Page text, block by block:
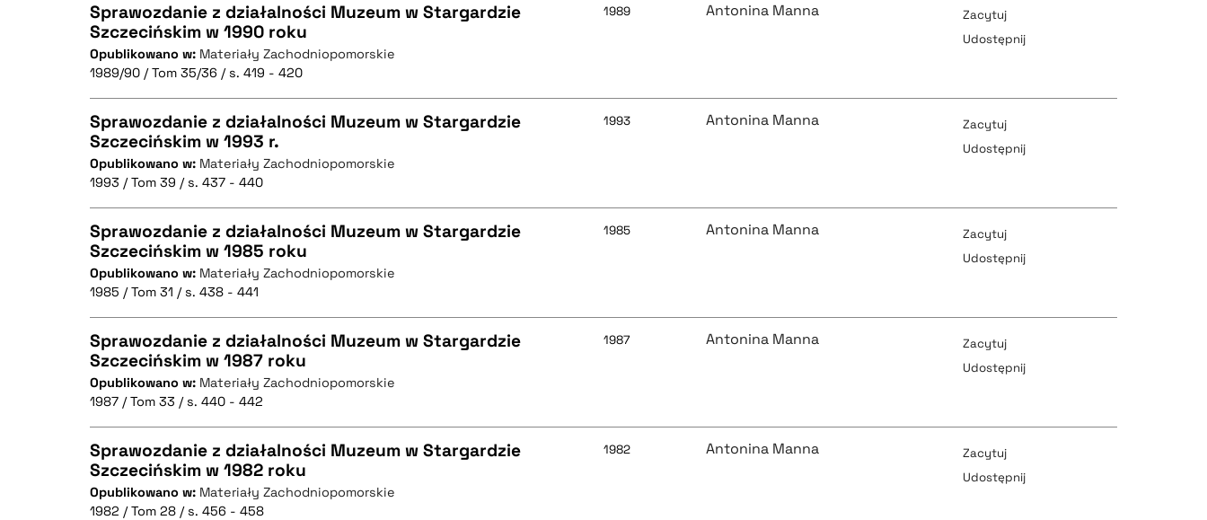
BIBTEX
CZYSTY TEKST
pobierz cytat
BIBTEX
Sprawozdanie z działalności Muzeum w Stargardzie
Szczecińskim w 1990 roku
Opublikowano w: Materiały Zachodniopomorskie
1989/90 / Tom 35/36 / s. 419 - 420
1989 Antonina Manna
Zacytuj
Udostępnij
CZYSTY TEKST
pobierz cytat
BIBTEX
Sprawozdanie z działalności Muzeum w Stargardzie
Szczecińskim w 1993 r.
Opublikowano w: Materiały Zachodniopomorskie
1993 / Tom 39 / s. 437 - 440
1993 Antonina Manna
Zacytuj
Udostępnij
CZYSTY TEKST
pobierz cytat
BIBTEX
Sprawozdanie z działalności Muzeum w Stargardzie
Szczecińskim w 1985 roku
Opublikowano w: Materiały Zachodniopomorskie
1985 / Tom 31 / s. 438 - 441
1985 Antonina Manna
Zacytuj
Udostępnij
CZYSTY TEKST
pobierz cytat
BIBTEX
Sprawozdanie z działalności Muzeum w Stargardzie
Szczecińskim w 1987 roku
Opublikowano w: Materiały Zachodniopomorskie
1987 / Tom 33 / s. 440 - 442
1987 Antonina Manna
Zacytuj
Udostępnij
CZYSTY TEKST
Sprawozdanie z działalności Muzeum w Stargardzie
Szczecińskim w 1982 roku
Opublikowano w: Materiały Zachodniopomorskie
1982 / Tom 28 / s. 456 - 458
1982 Antonina Manna
Zacytuj
Udostępnij